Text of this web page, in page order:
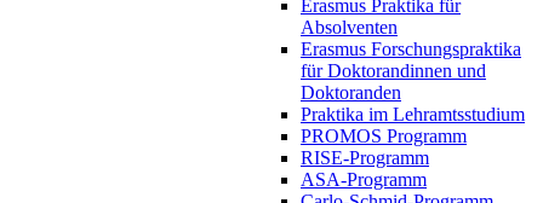
Erasmus Praktika für
Absolventen
Erasmus Forschungspraktika
für Doktorandinnen und
Doktoranden
Praktika im Lehramtsstudium
PROMOS Programm
RISE-Programm
ASA-Programm